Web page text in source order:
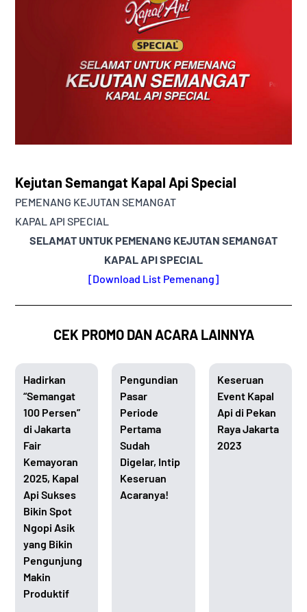
Kejutan Semangat Kapal Api Special
PEMENANG KEJUTAN SEMANGAT
KAPAL API SPECIAL
SELAMAT UNTUK PEMENANG KEJUTAN SEMANGAT
KAPAL API SPECIAL
[Download List Pemenang]
CEK PROMO DAN ACARA LAINNYA
Hadirkan
“Semangat
100 Persen”
di Jakarta
Fair
Kemayoran
2025, Kapal
Api Sukses
Bikin Spot
Ngopi Asik
yang Bikin
Pengunjung
Makin
Produktif
Pengundian
Pasar
Periode
Pertama
Sudah
Digelar, Intip
Keseruan
Acaranya!
Keseruan
Event Kapal
Api di Pekan
Raya Jakarta
2023